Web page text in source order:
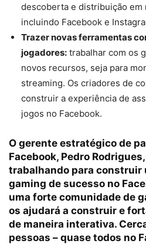
descoberta e distribuição em
incluindo Facebook e
Trazer novas ferramentas
jogadores: trabalhar com os
novos recursos, seja para
streaming. Os criadores de
construir a experiência de
jogos no Facebook.
O gerente estratégico de
Facebook, Pedro
trabalhando para construir
gaming de sucesso no
uma forte comunidade de
os ajudará a construir e
de maneira interativa.
pessoas – quase todos no